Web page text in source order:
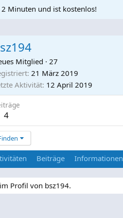
2 Minuten und ist kostenlos!
Mitglied · 27
21 März 2019
Aktivität 12 April 2019
4
Beiträge Informationen
Profil von bsz194.